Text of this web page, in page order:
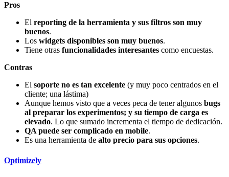
Pros
El reporting de la herramienta y sus filtros son muy
buenos.
Los widgets disponibles son muy buenos.
Tiene otras funcionalidades interesantes como encuestas.
Contras
El soporte no es tan excelente (y muy poco centrados en el
cliente; una lástima)
Aunque hemos visto que a veces peca de tener algunos bugs
al preparar los experimentos; y su tiempo de carga es
elevado. Lo que sumado incrementa el tiempo de dedicación.
QA puede ser complicado en mobile.
Es una herramienta de alto precio para sus opciones.
Optimizely